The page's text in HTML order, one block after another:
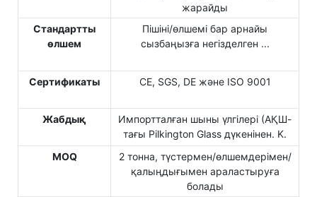
жарайды
Стандартты
өлшем
Пішіні/өлшемі бар арнайы
сызбаңызға негізделген ...
Сертификаты CE, SGS, DE және ISO 9001
Жабдық
Импортталған шыны үлгілері (АҚШ-
тағы Pilkington Glass дүкенінен. K.
MOQ
2 тонна, түстермен/өлшемдерімен/
қалыңдығымен араластыруға
болады